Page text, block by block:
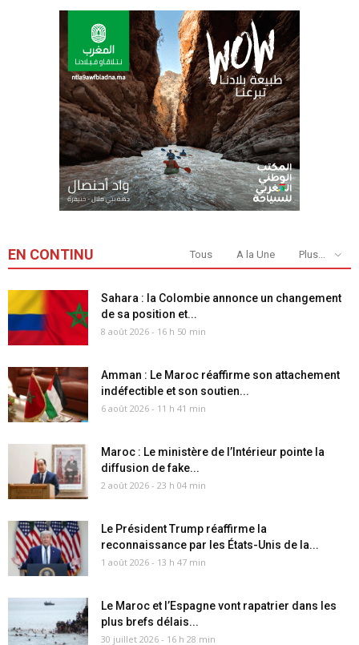
EN CONTINU Tous A la Une Plus...
Sahara : la Colombie annonce un changement
de sa position et...
8 août 2026 - 16 h 50 min
Amman : Le Maroc réaffirme son attachement
indéfectible et son soutien...
6 août 2026 - 11 h 41 min
Maroc : Le ministère de l’Intérieur pointe la
diffusion de fake...
2 août 2026 - 23 h 04 min
Le Président Trump réaffirme la
reconnaissance par les États-Unis de la...
1 août 2026 - 13 h 47 min
Le Maroc et l’Espagne vont rapatrier dans les
plus brefs délais...
30 juillet 2026 - 16 h 28 min